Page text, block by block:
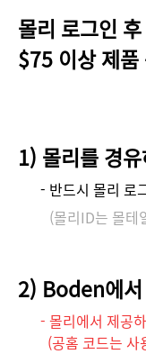
몰리 로그인
$75 이상 제품
1) 몰리를 경
- 반드시 몰리 로
(몰리ID는 몰테
2) Boden에서
- 몰리에서 제공
(공홈 코드는 사